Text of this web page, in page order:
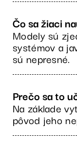
Čo sa žiaci
Modely sú
systémov a
sú nepresné.
Prečo sa to
Na základe
pôvod jeho